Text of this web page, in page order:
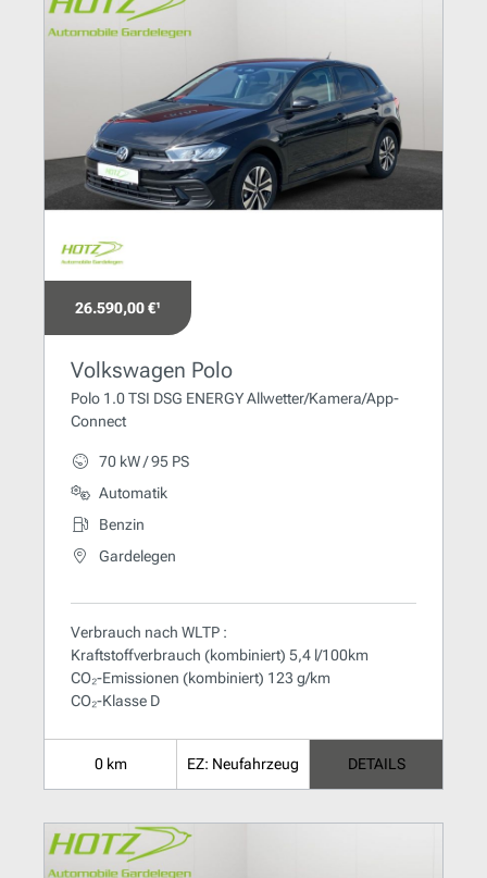
26.590,00 €¹
Volkswagen Polo
Polo 1.0 TSI DSG ENERGY Allwetter/Kamera/App-
Connect
70 kW / 95 PS
Automatik
Benzin
Gardelegen
Verbrauch nach WLTP :
Kraftstoffverbrauch (kombiniert) 5,4 l/100km
CO₂-Emissionen (kombiniert) 123 g/km
CO₂-Klasse D
0 km EZ: Neufahrzeug DETAILS